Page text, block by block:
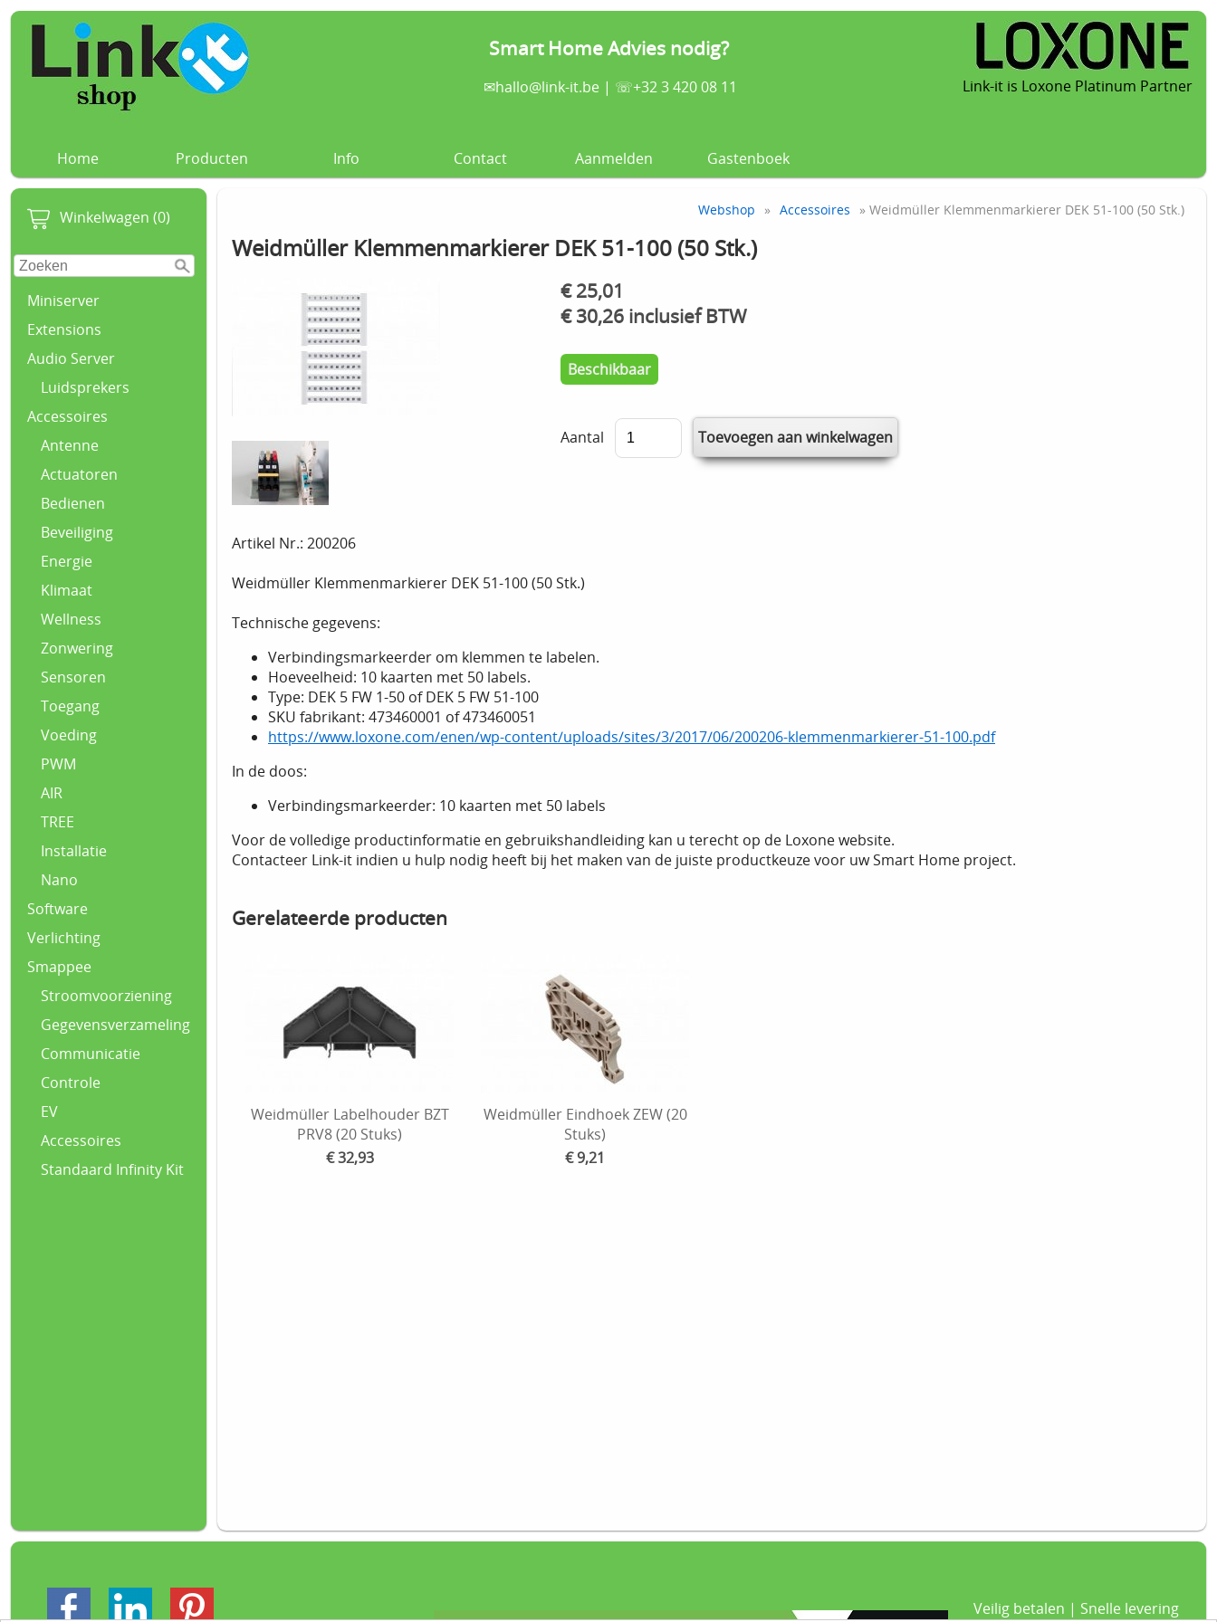
Smart Home Advies nodig?
✉hallo@link-it.be | ☏+32 3 420 08 11 Link-it is Loxone Platinum Partner
Home Producten Info Contact Aanmelden Gastenboek
Winkelwagen (0)
Miniserver
Extensions
Audio Server
Luidsprekers
Accessoires
Antenne
Actuatoren
Bedienen
Beveiliging
Energie
Klimaat
Wellness
Zonwering
Sensoren
Toegang
Voeding
PWM
AIR
TREE
Installatie
Nano
Software
Verlichting
Smappee
Stroomvoorziening
Gegevensverzameling
Communicatie
Controle
EV
Accessoires
Standaard Infinity Kit
Webshop » Accessoires » Weidmüller Klemmenmarkierer DEK 51-100 (50 Stk.)
Weidmüller Klemmenmarkierer DEK 51-100 (50 Stk.)
€ 25,01
€ 30,26 inclusief BTW
Beschikbaar
Aantal
Artikel Nr.: 200206
Weidmüller Klemmenmarkierer DEK 51-100 (50 Stk.)
Technische gegevens:
Verbindingsmarkeerder om klemmen te labelen.
Hoeveelheid: 10 kaarten met 50 labels.
Type: DEK 5 FW 1-50 of DEK 5 FW 51-100
SKU fabrikant: 473460001 of 473460051
https://www.loxone.com/enen/wp-content/uploads/sites/3/2017/06/200206-klemmenmarkierer-51-100.pdf
In de doos:
Verbindingsmarkeerder: 10 kaarten met 50 labels
Voor de volledige productinformatie en gebruikshandleiding kan u terecht op de Loxone website.
Contacteer Link-it indien u hulp nodig heeft bij het maken van de juiste productkeuze voor uw Smart Home project.
Gerelateerde producten
Weidmüller Labelhouder BZT
PRV8 (20 Stuks)
€ 32,93
Weidmüller Eindhoek ZEW (20
Stuks)
€ 9,21
Veilig betalen | Snelle levering